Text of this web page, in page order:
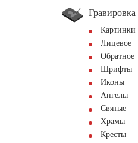
Гравировка
Картинки
Лицевое
Обратное
Шрифты
Иконы
Ангелы
Святые
Храмы
Кресты